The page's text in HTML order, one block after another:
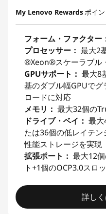
My Lenovo Rewards ポイ
フォーム・ファクター
プロセッサー： 最大2
®Xeon®スケーラブル
GPUサポート： 最大8
基のダブル幅GPUで
ロードに対応
メモリ： 最大32個の
ドライブ・ベイ： 最大
たは36個の低レイテ
性能ストレージを実現
拡張ポート： 最大12
ト+1個のOCP3.0スロ
詳し